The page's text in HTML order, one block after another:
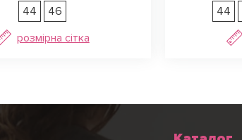
44
46
розмірна сітка
44